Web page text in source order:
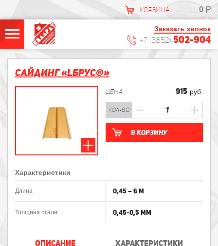
КОРЗИНА 0
Заказать звонок
+7 (3852) 502-904
Сайдинг «Lбрус®»
ЦЕНА 915 руб.
кол-во
В корзину
Характеристики
Длина 0,45 – 6 м
Толщина стали 0,45-0,5 мм
ОПИСАНИЕ ХАРАКТЕРИСТИКИ